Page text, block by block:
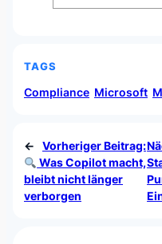
TAGS
Compliance Microsoft
←
Vorheriger Beitrag:
Was Copilot macht,
bleibt nicht länger
verborgen